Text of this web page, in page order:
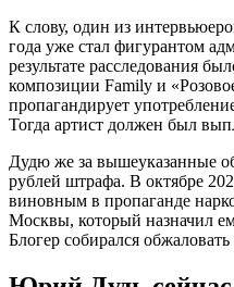
К слову, один из
года уже стал фигурантом
результате расследования
композиции Family и
пропагандирует
Тогда артист должен был
Дудю же за вышеуказанные
рублей штрафа. В октябре
виновным в пропаганде
Москвы, который назначил
Блогер собирался